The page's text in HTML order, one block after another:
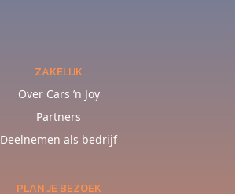
ZAKELIJK
Over Cars ’n Joy
Partners
Deelnemen als bedrijf
PLAN JE BEZOEK